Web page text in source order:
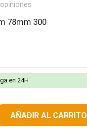
78mm 300
en 24H
AÑADIR AL CARRITO